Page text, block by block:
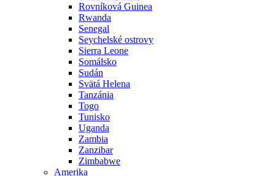
Rovníková Guinea
Rwanda
Senegal
Seychelské ostrovy
Sierra Leone
Somálsko
Sudán
Svätá Helena
Tanzánia
Togo
Tunisko
Uganda
Zambia
Zanzibar
Zimbabwe
Amerika